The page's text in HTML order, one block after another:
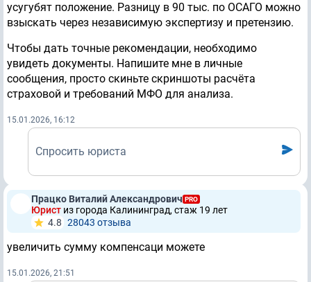
усугубят положение. Разницу в 90 тыс. по ОСАГО можно
взыскать через независимую экспертизу и претензию.
Чтобы дать точные рекомендации, необходимо
увидеть документы. Напишите мне в личные
сообщения, просто скиньте скриншоты расчёта
страховой и требований МФО для анализа.
15.01.2026, 16:12
Спросить юриста
Працко Виталий Александрович PRO
Юрист из города Калининград, стаж 19 лет
4.8 28043 отзывa
увеличить сумму компенсаци можете
15.01.2026, 21:51